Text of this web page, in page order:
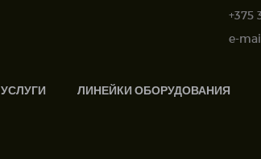
+375
e-
УСЛУГИ
ЛИНЕЙКИ ОБОРУДОВАНИЯ